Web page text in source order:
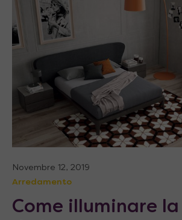
Novembre 12, 2019
Arredamento
Come illuminare